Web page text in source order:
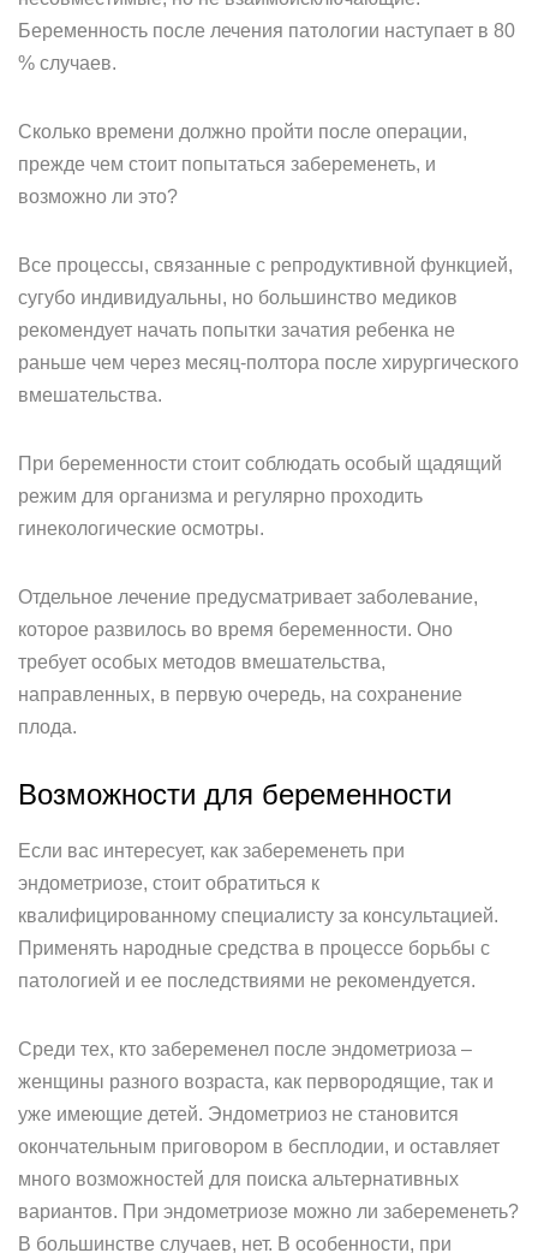
Беременность после лечения патологии наступает в 80
% случаев.
Сколько времени должно пройти после операции,
прежде чем стоит попытаться забеременеть, и
возможно ли это?
Все процессы, связанные с репродуктивной функцией,
сугубо индивидуальны, но большинство медиков
рекомендует начать попытки зачатия ребенка не
раньше чем через месяц-полтора после хирургического
вмешательства.
При беременности стоит соблюдать особый щадящий
режим для организма и регулярно проходить
гинекологические осмотры.
Отдельное лечение предусматривает заболевание,
которое развилось во время беременности. Оно
требует особых методов вмешательства,
направленных, в первую очередь, на сохранение
плода.
Возможности для беременности
Если вас интересует, как забеременеть при
эндометриозе, стоит обратиться к
квалифицированному специалисту за консультацией.
Применять народные средства в процессе борьбы с
патологией и ее последствиями не рекомендуется.
Среди тех, кто забеременел после эндометриоза –
женщины разного возраста, как первородящие, так и
уже имеющие детей. Эндометриоз не становится
окончательным приговором в бесплодии, и оставляет
много возможностей для поиска альтернативных
вариантов. При эндометриозе можно ли забеременеть?
В большинстве случаев, нет. В особенности, при